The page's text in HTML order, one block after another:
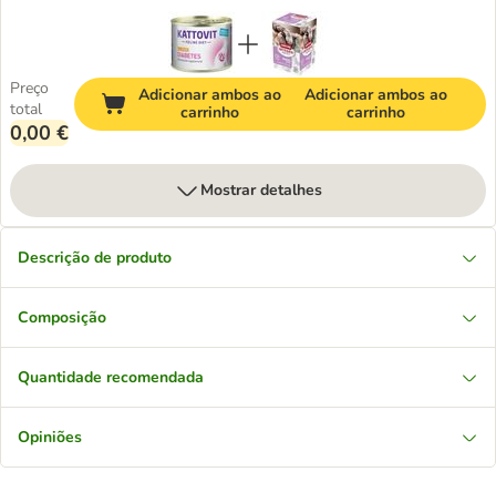
Preço
total
0,00 €
Adicionar ambos ao
carrinho
Adicionar ambos ao
carrinho
Mostrar detalhes
Descrição de produto
Composição
Quantidade recomendada
Opiniões